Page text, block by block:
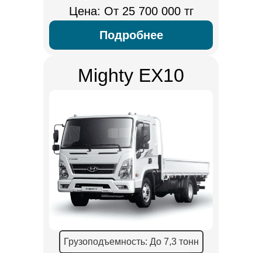
Цена: От 25 700 000 тг
Подробнее
Mighty EX10
Грузоподъемность: До 7,3 тонн